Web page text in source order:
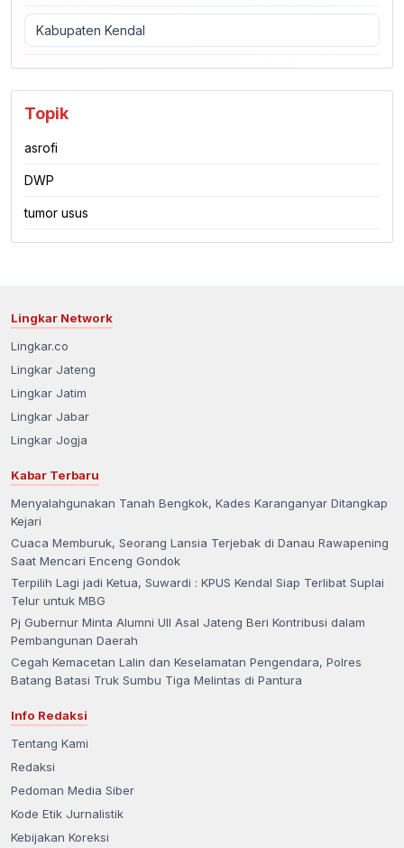
Kabupaten Kendal
Topik
asrofi
DWP
tumor usus
Lingkar Network
Lingkar.co
Lingkar Jateng
Lingkar Jatim
Lingkar Jabar
Lingkar Jogja
Kabar Terbaru
Menyalahgunakan Tanah Bengkok, Kades Karanganyar Ditangkap
Kejari
Cuaca Memburuk, Seorang Lansia Terjebak di Danau Rawapening
Saat Mencari Enceng Gondok
Terpilih Lagi jadi Ketua, Suwardi : KPUS Kendal Siap Terlibat Suplai
Telur untuk MBG
Pj Gubernur Minta Alumni UII Asal Jateng Beri Kontribusi dalam
Pembangunan Daerah
Cegah Kemacetan Lalin dan Keselamatan Pengendara, Polres
Batang Batasi Truk Sumbu Tiga Melintas di Pantura
Info Redaksi
Tentang Kami
Redaksi
Pedoman Media Siber
Kode Etik Jurnalistik
Kebijakan Koreksi